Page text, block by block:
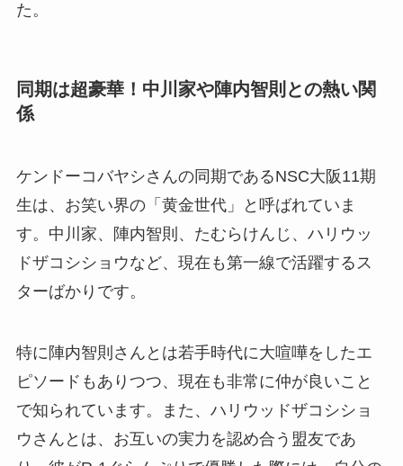
た。
同期は超豪華！中川家や陣内智則との熱い関
係
ケンドーコバヤシさんの同期であるNSC大阪11期
生は、お笑い界の「黄金世代」と呼ばれていま
す。中川家、陣内智則、たむらけんじ、ハリウッ
ドザコシショウなど、現在も第一線で活躍するス
ターばかりです。
特に陣内智則さんとは若手時代に大喧嘩をしたエ
ピソードもありつつ、現在も非常に仲が良いこと
で知られています。また、ハリウッドザコシショ
ウさんとは、お互いの実力を認め合う盟友であ